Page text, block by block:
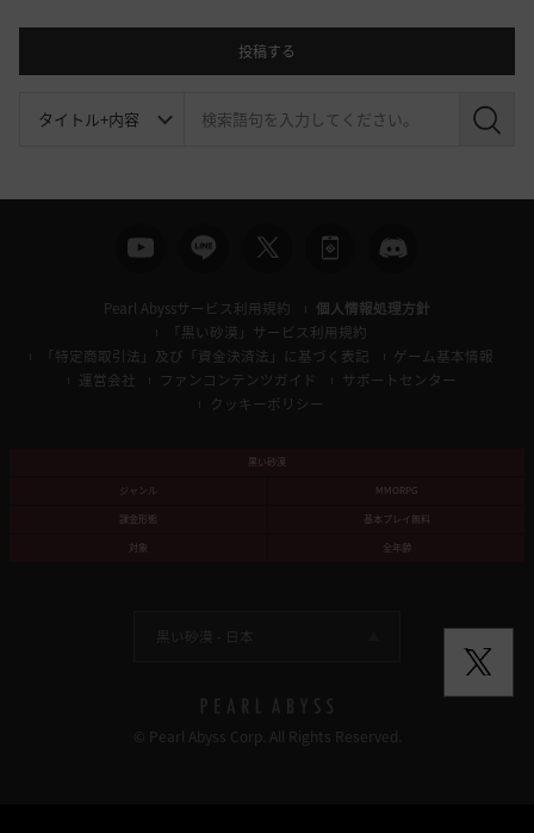
投稿する
検
Pearl Abyssサービス利用規約
個人情報処理方針
「黒い砂漠」サービス利用規約
「特定商取引法」及び「資金決済法」に基づく表記
ゲーム基本情報
運営会社
ファンコンテンツガイド
サポートセンター
クッキーポリシー
黒い砂漠
ジャンル
MMORPG
課金形態
基本プレイ無料
対象
全年齢
黒い砂漠 - 日本
© Pearl Abyss Corp. All Rights Reserved.